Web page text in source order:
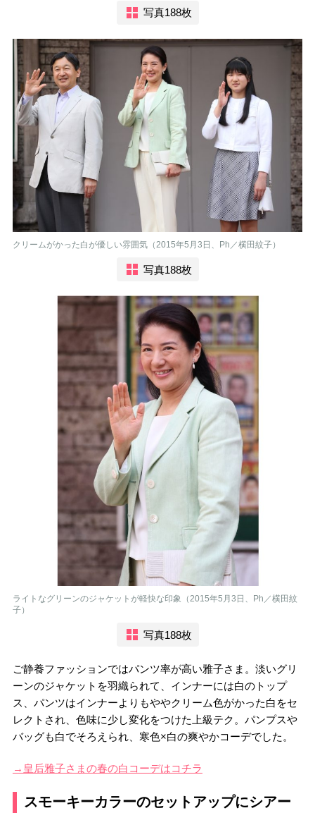
写真188枚
クリームがかった白が優しい雰囲気（2015年5月3日、Ph／横田紋子）
写真188枚
ライトなグリーンのジャケットが軽快な印象（2015年5月3日、Ph／横田紋
子）
写真188枚
ご静養ファッションではパンツ率が高い雅子さま。淡いグリ
ーンのジャケットを羽織られて、インナーには白のトップ
ス、パンツはインナーよりもややクリーム色がかった白をセ
レクトされ、色味に少し変化をつけた上級テク。パンプスや
バッグも白でそろえられ、寒色×白の爽やかコーデでした。
→皇后雅子さまの春の白コーデはコチラ
スモーキーカラーのセットアップにシアー